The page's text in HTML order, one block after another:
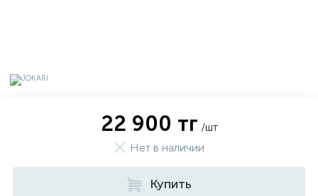
22 900 тг /шт
Нет в наличии
Купить